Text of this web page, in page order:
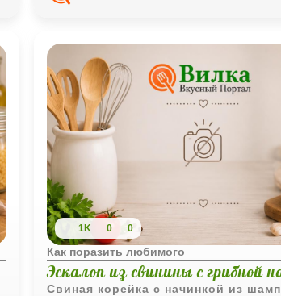
1K 0 0
Как поразить любимого
Эскалоп из свинины с грибной
Свиная корейка с начинкой из